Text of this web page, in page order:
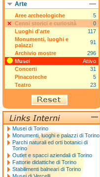
Arte
Aree archeologiche
5
Cenni storici e curiosità
0
Luoghi d'arte
117
Monumenti, luoghi e
palazzi
91
Archivio mostre
296
Musei
Attivo
Concerti
31
Pinacoteche
5
Teatro
23
Musei di Torino
Monumenti, luoghi e palazzi di Torino
Parchi naturali ed orti botanici di
Torino
Outlet e spacci aziendali di Torino
Fattorie didattiche di Torino
Stabilimenti balneari di Torino